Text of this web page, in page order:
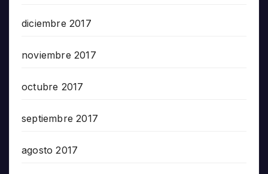
diciembre 2017
noviembre 2017
octubre 2017
septiembre 2017
agosto 2017